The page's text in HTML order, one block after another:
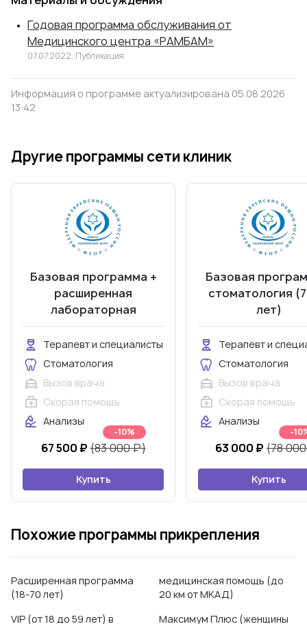
Годовая программа обслуживания от
Медицинского центра «РАМБАМ»
07.07.2022, Публикация
Информация о программе актуализирована 05.08.2026
13:42
Другие программы сети клиник
Базовая программа +
расширенная
лабораторная
диагностика (18-70 лет)
Терапевт и специалисты
Стоматология
Вызов врача
Скорая помощь
Анализы
67 500 ₽ (83 000 ₽)
-10%
Купить
Базовая
стоматология
лет)
Терапевт и
Стоматология
Вызов врача
Скорая помощь
Анализы
63 000 ₽ (78
-
Купить
Похожие программы прикрепления
Расширенная программа
(18-70 лет)
VIP (от 18 до 59 лет) в
медицинская помощь (до
20 км от МКАД)
Максимум Плюс (женщины